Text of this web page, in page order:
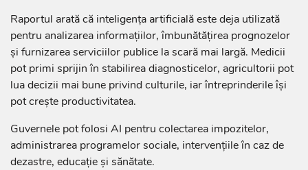
Raportul arată că inteligența artificială este deja utilizată
pentru analizarea informațiilor, îmbunătățirea prognozelor
și furnizarea serviciilor publice la scară mai largă. Medicii
pot primi sprijin în stabilirea diagnosticelor, agricultorii pot
lua decizii mai bune privind culturile, iar întreprinderile își
pot crește productivitatea.
Guvernele pot folosi AI pentru colectarea impozitelor,
administrarea programelor sociale, intervențiile în caz de
dezastre, educație și sănătate.